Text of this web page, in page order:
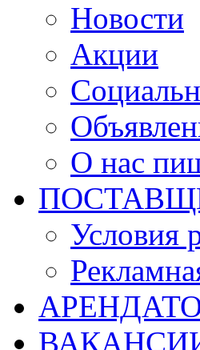
Новости
Акции
О нас
Условия